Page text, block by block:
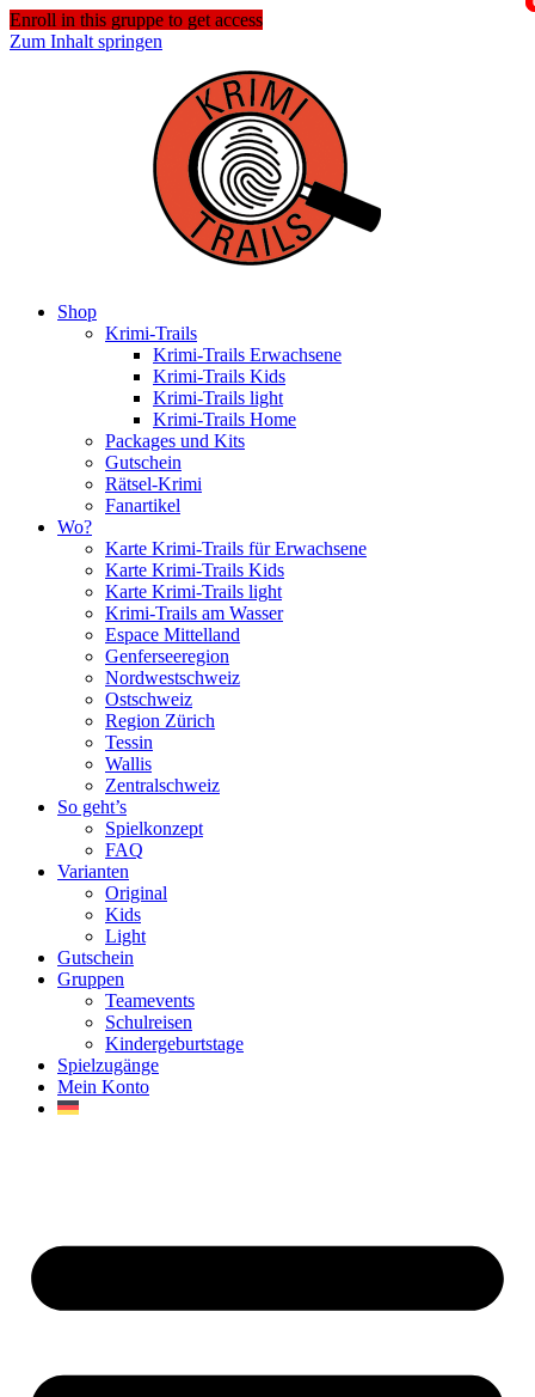
Enroll in this gruppe to get access
Zum Inhalt springen
Shop
Krimi-Trails
Krimi-Trails Erwachsene
Krimi-Trails Kids
Krimi-Trails light
Krimi-Trails Home
Packages und Kits
Gutschein
Rätsel-Krimi
Fanartikel
Wo?
Karte Krimi-Trails für Erwachsene
Karte Krimi-Trails Kids
Karte Krimi-Trails light
Krimi-Trails am Wasser
Espace Mittelland
Genferseeregion
Nordwestschweiz
Ostschweiz
Region Zürich
Tessin
Wallis
Zentralschweiz
So geht’s
Spielkonzept
FAQ
Varianten
Original
Kids
Light
Gutschein
Gruppen
Teamevents
Schulreisen
Kindergeburtstage
Spielzugänge
Mein Konto